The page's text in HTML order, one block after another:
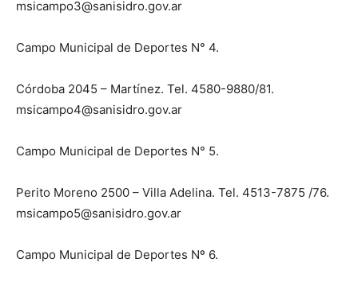
msicampo3@sanisidro.gov.ar
Campo Municipal de Deportes N° 4.
Córdoba 2045 – Martínez. Tel. 4580-9880/81.
msicampo4@sanisidro.gov.ar
Campo Municipal de Deportes N° 5.
Perito Moreno 2500 – Villa Adelina. Tel. 4513-7875 /76.
msicampo5@sanisidro.gov.ar
Campo Municipal de Deportes Nº 6.